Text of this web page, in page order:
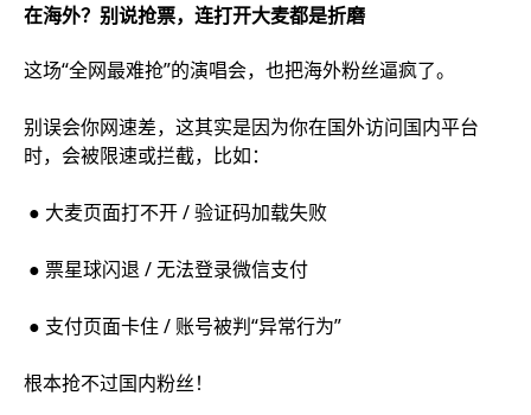
在海外？别说抢票，连打开大麦都是折磨
这场“全网最难抢”的演唱会，也把海外粉丝逼疯了。
别误会你网速差，这其实是因为你在国外访问国内平台
时，会被限速或拦截，比如：
● 大麦页面打不开 / 验证码加载失败
● 票星球闪退 / 无法登录微信支付
● 支付页面卡住 / 账号被判“异常行为”
根本抢不过国内粉丝！